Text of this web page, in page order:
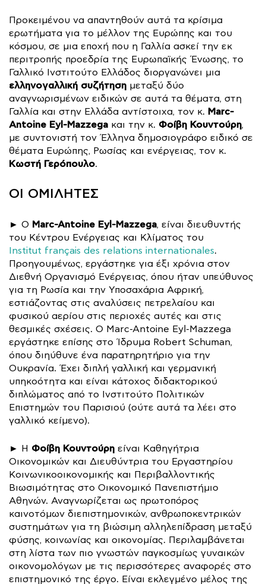
Προκειμένου να απαντηθούν αυτά τα κρίσιμα
ερωτήματα για το μέλλον της Ευρώπης και του
κόσμου, σε μια εποχή που η Γαλλία ασκεί την εκ
περιτροπής προεδρία της Ευρωπαϊκής Ένωσης, το
Γαλλικό Ινστιτούτο Ελλάδος διοργανώνει μια
ελληνογαλλική συζήτηση μεταξύ δύο
αναγνωρισμένων ειδικών σε αυτά τα θέματα, στη
Γαλλία και στην Ελλάδα αντίστοιχα, τον κ. Marc-
Antoine Eyl-Mazzega και την κ. Φοίβη Κουντούρη,
με συντονιστή τον Έλληνα δημοσιογράφο ειδικό σε
θέματα Ευρώπης, Ρωσίας και ενέργειας, τον κ.
Κωστή Γερόπουλο.
ΟΙ ΟΜΙΛΗΤΕΣ
► O Marc-Antoine Eyl-Mazzega, είναι διευθυντής
του Κέντρου Ενέργειας και Κλίματος του
Institut français des relations internationales.
Προηγουμένως, εργάστηκε για έξι χρόνια στον
Διεθνή Οργανισμό Ενέργειας, όπου ήταν υπεύθυνος
για τη Ρωσία και την Υποσαχάρια Αφρική,
εστιάζοντας στις αναλύσεις πετρελαίου και
φυσικού αερίου στις περιοχές αυτές και στις
θεσμικές σχέσεις. Ο Marc-Antoine Eyl-Mazzega
εργάστηκε επίσης στο Ίδρυμα Robert Schuman,
όπου διηύθυνε ένα παρατηρητήριο για την
Ουκρανία. Έχει διπλή γαλλική και γερμανική
υπηκοότητα και είναι κάτοχος διδακτορικού
διπλώματος από το Ινστιτούτο Πολιτικών
Επιστημών του Παρισιού (ούτε αυτά τα λέει στο
γαλλικό κείμενο).
► Η Φοίβη Κουντούρη είναι Καθηγήτρια
Οικονομικών και Διευθύντρια του Εργαστηρίου
Κοινωνικοοικονομικής και Περιβαλλοντικής
Βιωσιμότητας στο Οικονομικό Πανεπιστήμιο
Αθηνών. Αναγνωρίζεται ως πρωτοπόρος
καινοτόμων διεπιστημονικών, ανθρωποκεντρικών
συστημάτων για τη βιώσιμη αλληλεπίδραση μεταξύ
φύσης, κοινωνίας και οικονομίας. Περιλαμβάνεται
στη λίστα των πιο γνωστών παγκοσμίως γυναικών
οικονομολόγων με τις περισσότερες αναφορές στο
επιστημονικό της έργο. Είναι εκλεγμένο μέλος της